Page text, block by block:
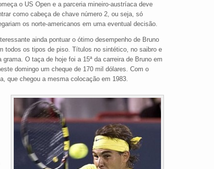
o US Open e a parceria mineiro-austríaca deve
como cabeça de chave número 2, ou seja, só
os norte-americanos em uma eventual decisão.
ainda pontuar o ótimo desempenho de Bruno
todos os tipos de piso. Títulos no sintético, no saibro e
grama. O taça de hoje foi a 15ª da carreira de Bruno em
domingo um cheque de 170 mil dólares. Com o
que chegou a mesma colocação em 1983.